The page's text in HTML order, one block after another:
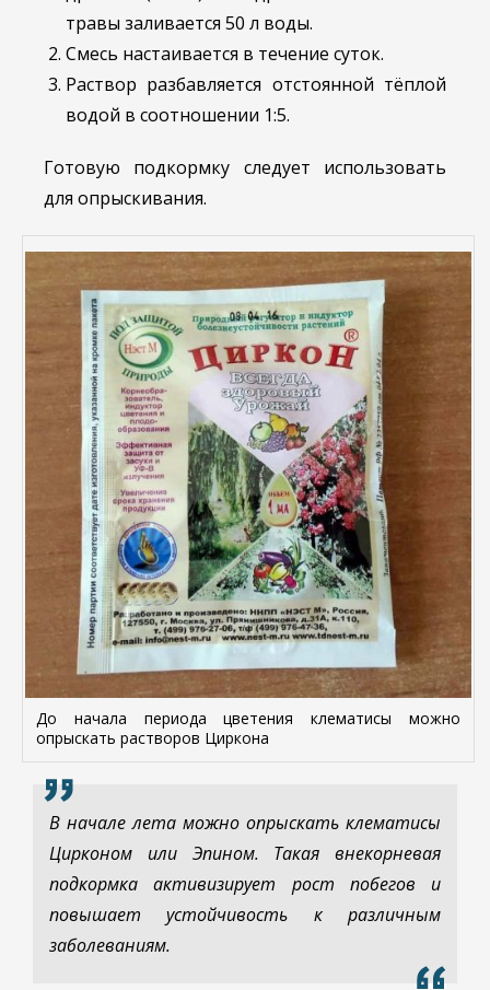
травы заливается 50 л воды.
Смесь настаивается в течение суток.
Раствор разбавляется отстоянной тёплой
водой в соотношении 1:5.
Готовую подкормку следует использовать
для опрыскивания.
До начала периода цветения клематисы можно
опрыскать растворов Циркона
В начале лета можно опрыскать клематисы
Цирконом или Эпином. Такая внекорневая
подкормка активизирует рост побегов и
повышает устойчивость к различным
заболеваниям.